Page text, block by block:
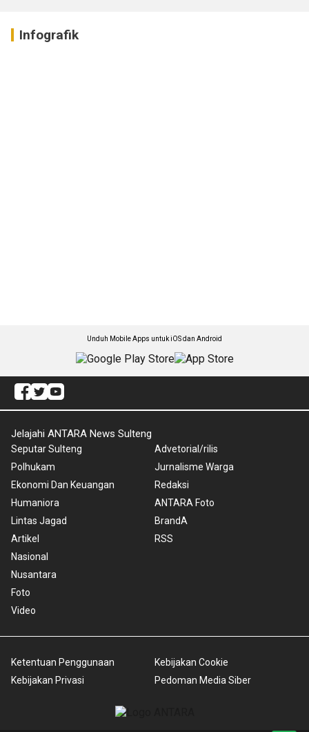
Infografik
Unduh Mobile Apps untuk iOS dan Android
Jelajahi ANTARA News Sulteng
Seputar Sulteng
Polhukam
Ekonomi Dan Keuangan
Humaniora
Lintas Jagad
Artikel
Nasional
Nusantara
Foto
Video
Advetorial/rilis
Jurnalisme Warga
Redaksi
ANTARA Foto
BrandA
RSS
Ketentuan Penggunaan
Kebijakan Privasi
Kebijakan Cookie
Pedoman Media Siber